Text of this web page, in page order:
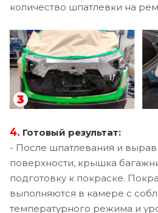
количество шпатлевки на
4. Готовый результат:
- После шпатлевания и
поверхности, крышка
подготовку к покраске.
выполняются в камере с
температурного режима и